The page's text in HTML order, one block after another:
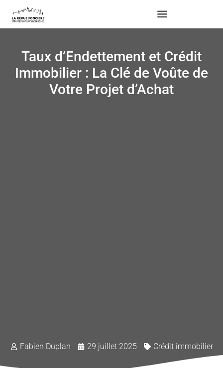
Taux d’Endettement et Crédit
Immobilier : La Clé de Voûte de
Votre Projet d’Achat
Fabien Duplan 29 juillet 2025 Crédit immobilier